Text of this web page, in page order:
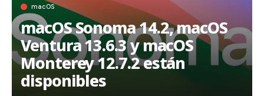
macOS
macOS Sonoma 14.2, macOS
Ventura 13.6.3 y macOS
Monterey 12.7.2 están
disponibles